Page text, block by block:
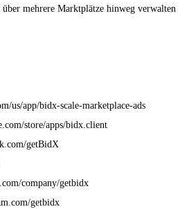
mehrere Marktplätze hinweg verwalten
us/app/bidx-scale-marketplace-ads
store/apps/bidx.client
getBidX
company/getbidx
getbidx